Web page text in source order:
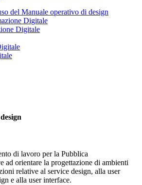
del Manuale operativo di design
Digitale
di lavoro per la Pubblica
ad orientare la progettazione di ambienti
relative al service design, alla user
e alla user interface.